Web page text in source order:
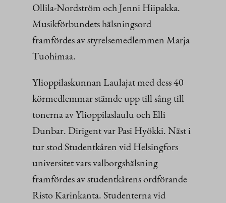
Ollila-Nordström och Jenni Hiipakka.
Musikförbundets hälsningsord
framfördes av styrelsemedlemmen Marja
Tuohimaa.
Ylioppilaskunnan Laulajat med dess 40
körmedlemmar stämde upp till sång till
tonerna av Ylioppilaslaulu och Elli
Dunbar. Dirigent var Pasi Hyökki. Näst i
tur stod Studentkåren vid Helsingfors
universitet vars valborgshälsning
framfördes av studentkårens ordförande
Risto Karinkanta. Studenterna vid